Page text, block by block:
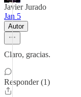
Javier Jurado
Jan 5
Autor
Claro, gracias.
Responder (1)